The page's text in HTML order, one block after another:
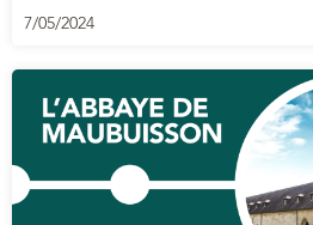
7/05/2024